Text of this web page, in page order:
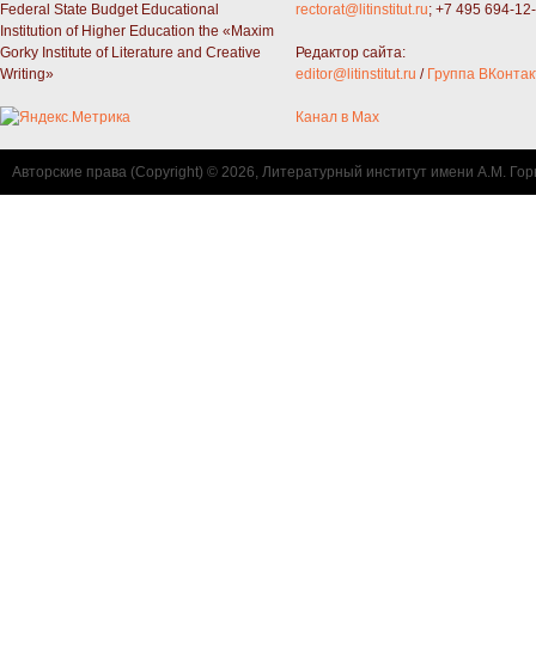
Federal State Budget Educational
Institution of Higher Education the «Maxim
Gorky Institute of Literature and Creative
Writing»
rectorat@litinstitut.ru; +7 495 694-
Редактор сайта:
editor@litinstitut.ru / Группа
Канал в Max
Авторские права (Copyright) © 2026, Литературный институт имени А.М.